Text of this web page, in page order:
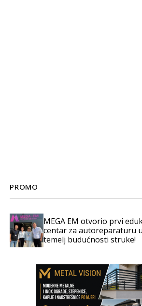
PROMO
MEGA EM otvorio prvi
centar za autoreparaturu
temelj budućnosti struke!